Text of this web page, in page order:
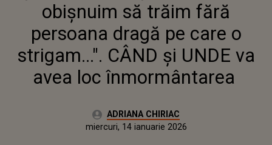
obişnuim să trăim fără
persoana dragă pe care o
strigam...". CÂND și UNDE va
avea loc înmormântarea
Autor:ADRIANA CHIRIAC
miercuri, 14 ianuarie 2026
Actualizat:
miercuri, 14 ianuarie 2026